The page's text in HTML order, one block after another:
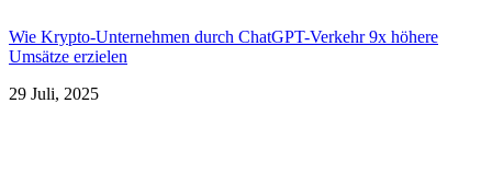
Wie Krypto-Unternehmen durch ChatGPT-Verkehr 9x höhere
Umsätze erzielen
29 Juli, 2025